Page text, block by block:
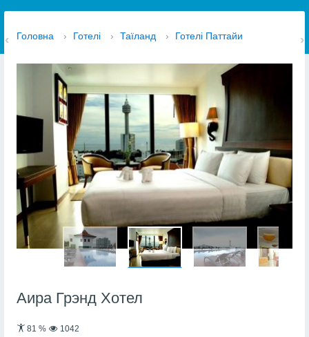
Головна › Готелі › Таїланд › Готелі Паттайи
Аира Грэнд Хотел
81 % 1042